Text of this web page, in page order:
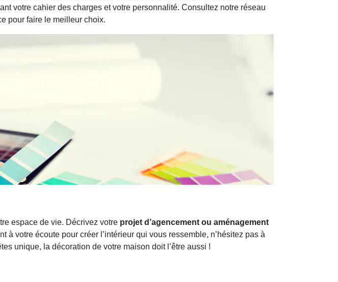
votre cahier des charges et votre personnalité. Consultez notre réseau
pour faire le meilleur choix.
espace de vie. Décrivez votre projet d’agencement ou aménagement
votre écoute pour créer l’intérieur qui vous ressemble, n’hésitez pas à
unique, la décoration de votre maison doit l’être aussi !